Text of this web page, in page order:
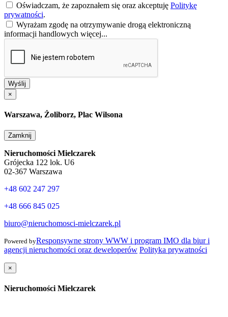
Oświadczam, że zapoznałem się oraz akceptuję Politykę
prywatności.
Wyrażam zgodę na otrzymywanie drogą elektroniczną
informacji handlowych więcej...
Wyślij
×
Warszawa, Żoliborz, Plac Wilsona
Zamknij
Nieruchomości Mielczarek
Grójecka 122 lok. U6
02-367 Warszawa
+48 602 247 297
+48 666 845 025
biuro@nieruchomosci-mielczarek.pl
Powered byResponsywne strony WWW i program IMO dla biur i
agencji nieruchomości oraz deweloperów Polityka prywatności
×
Nieruchomości Mielczarek